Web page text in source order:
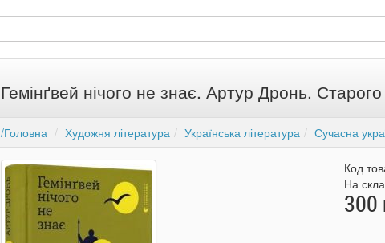
Гемінґвей нічого не знає. Артур Дронь.
/Головна Художня література Українська література Сучасна
Код
На
300